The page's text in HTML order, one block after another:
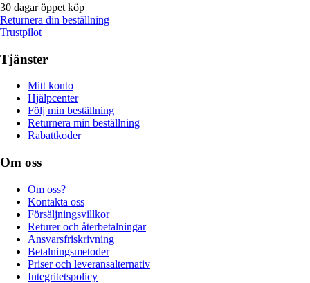
30 dagar öppet köp
Returnera din beställning
Trustpilot
Tjänster
Mitt konto
Hjälpcenter
Följ min beställning
Returnera min beställning
Rabattkoder
Om oss
Om oss?
Kontakta oss
Försäljningsvillkor
Returer och återbetalningar
Ansvarsfriskrivning
Betalningsmetoder
Priser och leveransalternativ
Integritetspolicy